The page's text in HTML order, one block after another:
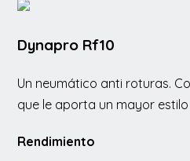
Dynapro Rf10
Un neumático anti roturas.
que le aporta un mayor estilo
Rendimiento